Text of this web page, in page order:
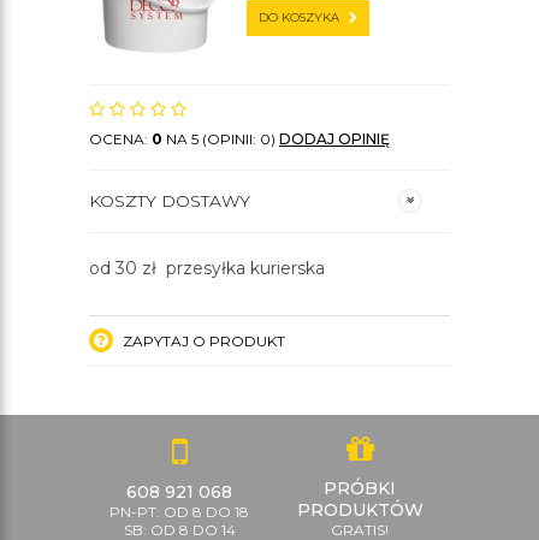
DO KOSZYKA
OCENA: 0 NA 5 (OPINII: 0) DODAJ OPINIĘ
KOSZTY DOSTAWY
od 30 zł przesyłka kurierska
ZAPYTAJ O PRODUKT
608 921 068
PN-PT: OD 8 DO 18
SB: OD 8 DO 14
PRÓBKI
PRODUKTÓW
GRATIS!